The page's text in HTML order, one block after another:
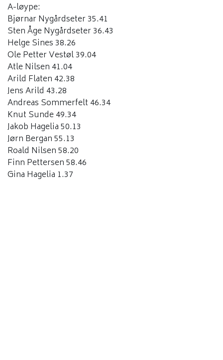
A-løype:
Bjørnar Nygårdseter 35.41
Sten Åge Nygårdseter 36.43
Helge Sines 38.26
Ole Petter Vestøl 39.04
Atle Nilsen 41.04
Arild Flaten 42.38
Jens Arild 43.28
Andreas Sommerfelt 46.34
Knut Sunde 49.34
Jakob Hagelia 50.13
Jørn Bergan 55.13
Roald Nilsen 58.20
Finn Pettersen 58.46
Gina Hagelia 1.37